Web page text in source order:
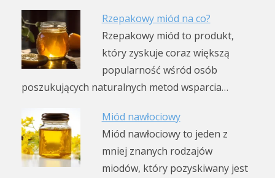
Rzepakowy miód na co?
Rzepakowy miód to produkt,
który zyskuje coraz większą
popularność wśród osób
poszukujących naturalnych metod wsparcia…
Miód nawłociowy
Miód nawłociowy to jeden z
mniej znanych rodzajów
miodów, który pozyskiwany jest